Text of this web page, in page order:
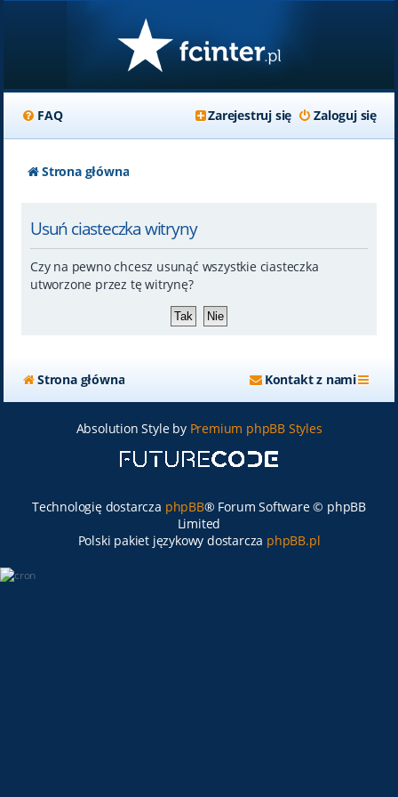
FAQ Zaloguj się
Zarejestruj się
Strona główna
Usuń ciasteczka witryny
Czy na pewno chcesz usunąć wszystkie ciasteczka
utworzone przez tę witrynę?
Strona główna Kontakt z nami
Absolution Style by Premium phpBB Styles
Technologię dostarcza phpBB® Forum Software © phpBB
Limited
Polski pakiet językowy dostarcza phpBB.pl